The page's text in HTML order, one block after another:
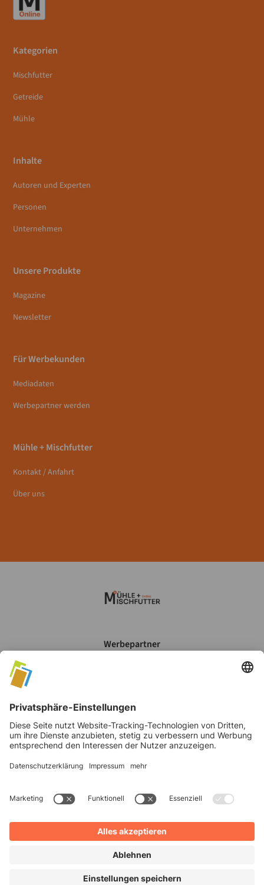
Kategorien
Mischfutter
Getreide
Mühle
Inhalte
Autoren und Experten
Personen
Unternehmen
Unsere Produkte
Magazine
Newsletter
Für Werbekunden
Mediadaten
Werbepartner werden
Mühle + Mischfutter
Kontakt / Anfahrt
Über uns
Werbepartner
Datenschutz
AGB's